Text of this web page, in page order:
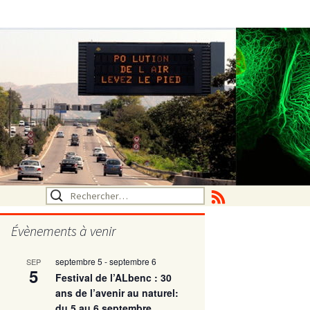
Rechercher :
Évènements à venir
SEP
5
septembre 5 -septembre 6
Festival de l’ALbenc : 30
ans de l’avenir au naturel: